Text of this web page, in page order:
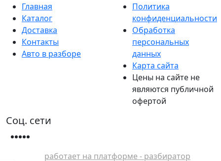
Главная
Каталог
Доставка
Контакты
Авто в разборе
Политика
конфиденциальности
Обработка
персональных
данных
Карта сайта
Цены на сайте не
являются публичной
офертой
Соц. сети
работает на платформе - разбиратор